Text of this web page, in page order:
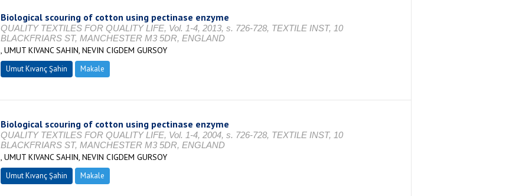
Biological scouring of cotton using pectinase enzyme
QUALITY TEXTILES FOR QUALITY LIFE, Vol. 1-4, 2013, s. 726-728, TEXTILE INST, 10
BLACKFRIARS ST, MANCHESTER M3 5DR, ENGLAND
, UMUT KIVANC SAHIN, NEVIN CIGDEM GURSOY
Umut Kıvanç Şahin Makale
Biological scouring of cotton using pectinase enzyme
QUALITY TEXTILES FOR QUALITY LIFE, Vol. 1-4, 2004, s. 726-728, TEXTILE INST, 10
BLACKFRIARS ST, MANCHESTER M3 5DR, ENGLAND
, UMUT KIVANC SAHIN, NEVIN CIGDEM GURSOY
Umut Kıvanç Şahin Makale